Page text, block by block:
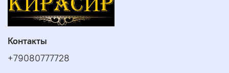
Контакты
+79080777728